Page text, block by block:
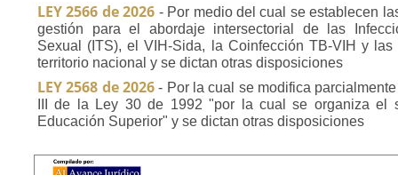
LEY 2566 de 2026 - Por medio del cual se establecen
gestión para el abordaje intersectorial de las
Sexual (ITS), el VIH-Sida, la Coinfección TB-VIH y
territorio nacional y se dictan otras disposiciones
LEY 2568 de 2026 - Por la cual se modifica
III de la Ley 30 de 1992 "por la cual se organiza el
Educación Superior" y se dictan otras disposiciones